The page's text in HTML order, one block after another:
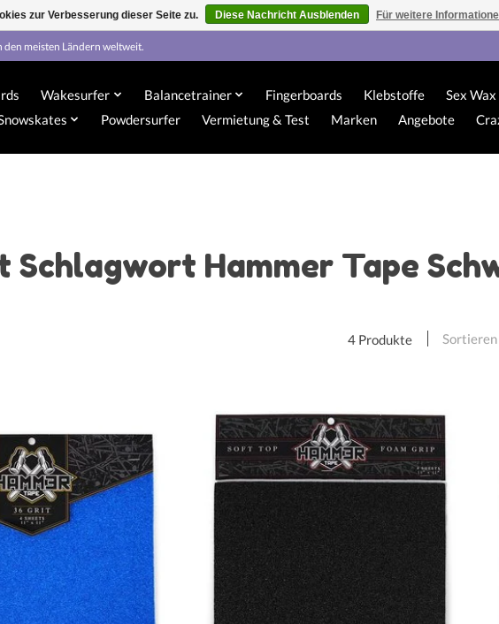
den meisten Ländern weltweit.
Wakesurfer Balancetrainer Fingerboards Klebstoffe Sex Wax
Powdersurfer Vermietung & Test Marken Angebote
Hammer Tape
4 Produkte Sortieren
zur Verbesserung dieser Seite zu. Diese Nachricht Ausblenden Für weitere